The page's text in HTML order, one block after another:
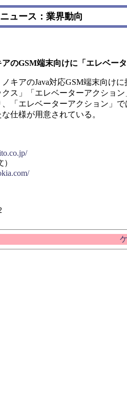
ュース：業界動向
のGSM端末向けに「エレベー
キアのJava対応GSM端末向け
ス」「エレベーターアクショ
「エレベーターアクション」
仕様が用意されている。